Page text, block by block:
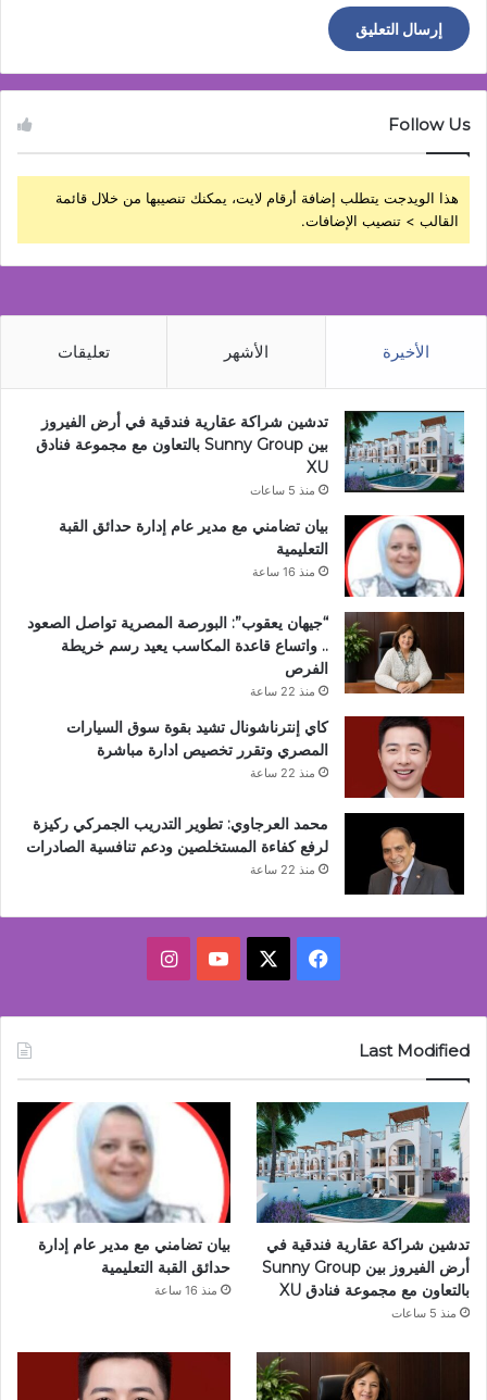
Follow Us
هذا الويدجت يتطلب إضافة أرقام لايت، يمكنك تنصيبها من خلال قائمة
القالب > تنصيب الإضافات.
الأخيرة الأشهر تعليقات
تدشين شراكة عقارية فندقية في أرض الفيروز
بين Sunny Group بالتعاون مع مجموعة فنادق
XU
منذ 5 ساعات
بيان تضامني مع مدير عام إدارة حدائق القبة
التعليمية
منذ 16 ساعة
“جيهان يعقوب”: البورصة المصرية تواصل الصعود
.. واتساع قاعدة المكاسب يعيد رسم خريطة
الفرص
منذ 22 ساعة
كاي إنترناشونال تشيد بقوة سوق السيارات
المصري وتقرر تخصيص ادارة مباشرة
منذ 22 ساعة
محمد العرجاوي: تطوير التدريب الجمركي ركيزة
لرفع كفاءة المستخلصين ودعم تنافسية الصادرات
منذ 22 ساعة
فيسبوك ‫YouTubeانستقرام
Last Modified
تدشين شراكة عقارية فندقية في
أرض الفيروز بين Sunny Group
بالتعاون مع مجموعة فنادق XU
منذ 5 ساعات
بيان تضامني مع مدير عام إدارة
حدائق القبة التعليمية
منذ 16 ساعة